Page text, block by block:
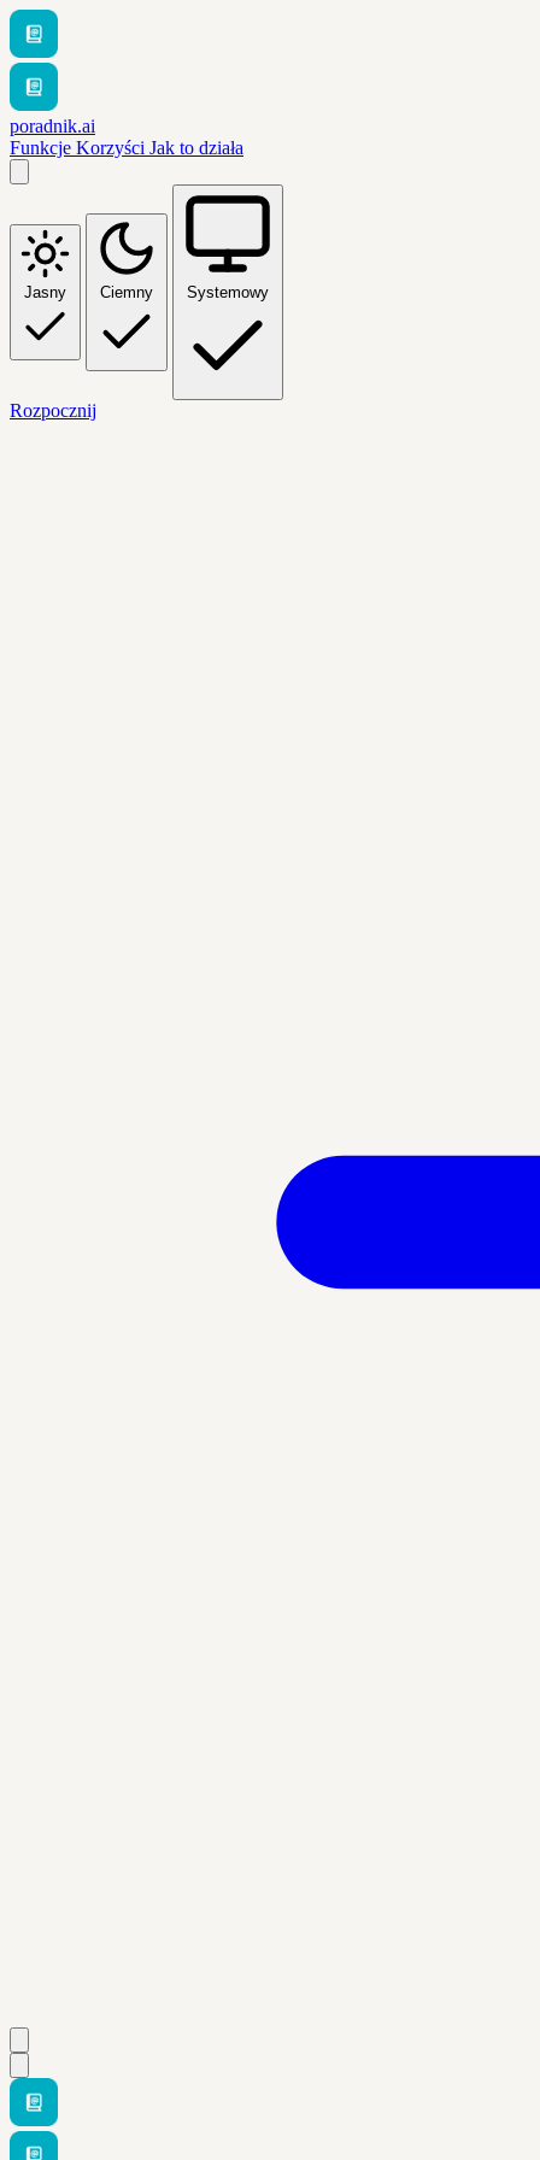
poradnik.ai
Funkcje Korzyści Jak to działa
Jasny Ciemny Systemowy
Rozpocznij